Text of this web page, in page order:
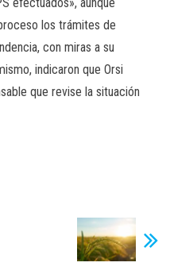
los trámites de
con miras a su
indicaron que Orsi
que revise la situación